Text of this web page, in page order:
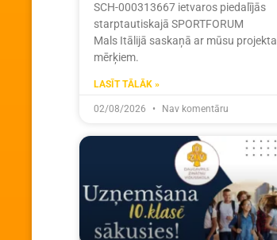
SCH-000313667 ietvaros piedalījās
starptautiskajā SPORTFORUM
Mals Itālijā saskaņā ar mūsu projekta
mērķiem.
LASĪT TĀLĀK »
02/08/2026 Nav komentāru